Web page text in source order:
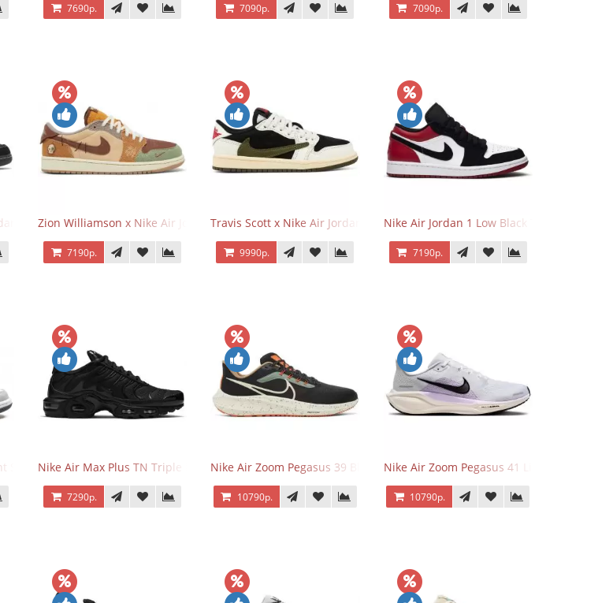
7690р. 7090р. 7090р.
1 Retro Low OG SP Black Phantom
Zion Williamson x Nike Air Jordan 1 Retro Low OG Voodoo
7190р.
Travis Scott x Nike Air Jordan 1 Retro Low OG SP Olive
9990р.
Nike Air Jordan 1 Low Black Toe
7190р.
Smoke GreyNike Air Max Plus TN Triple Black
7290р.
Nike Air Zoom Pegasus 39 Black White Orange
10790р.
Nike Air Zoom Pegasus 41 Lilac Bloom
10790р.